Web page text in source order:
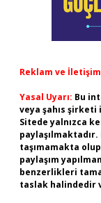
Reklam ve
Yasal Uyarı: Bu
veya şahıs şirketi
Sitede yalnızca
taşımamakta
paylaşım
benzerlikleri
taslak halindedir